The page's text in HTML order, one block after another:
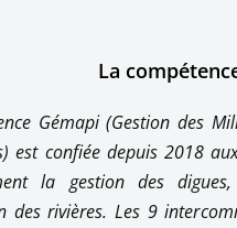
La
Gémapi (Gestion des
est confiée depuis 2018
la gestion des
des rivières. Les 9